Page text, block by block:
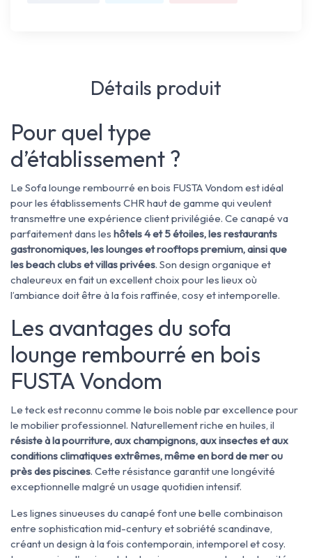
Détails produit
Pour quel type
d’établissement ?
Le Sofa lounge rembourré en bois FUSTA Vondom est idéal
pour les établissements CHR haut de gamme qui veulent
transmettre une expérience client privilégiée. Ce canapé va
parfaitement dans les hôtels 4 et 5 étoiles, les restaurants
gastronomiques, les lounges et rooftops premium, ainsi que
les beach clubs et villas privées. Son design organique et
chaleureux en fait un excellent choix pour les lieux où
l’ambiance doit être à la fois raffinée, cosy et intemporelle.
Les avantages du sofa
lounge rembourré en bois
FUSTA Vondom
Le teck est reconnu comme le bois noble par excellence pour
le mobilier professionnel. Naturellement riche en huiles, il
résiste à la pourriture, aux champignons, aux insectes et aux
conditions climatiques extrêmes, même en bord de mer ou
près des piscines. Cette résistance garantit une longévité
exceptionnelle malgré un usage quotidien intensif.
Les lignes sinueuses du canapé font une belle combinaison
entre sophistication mid-century et sobriété scandinave,
créant un design à la fois contemporain, intemporel et cosy.